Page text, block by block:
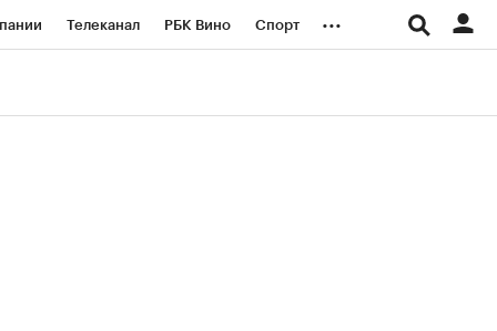
Телеканал РБК Вино Спорт ...